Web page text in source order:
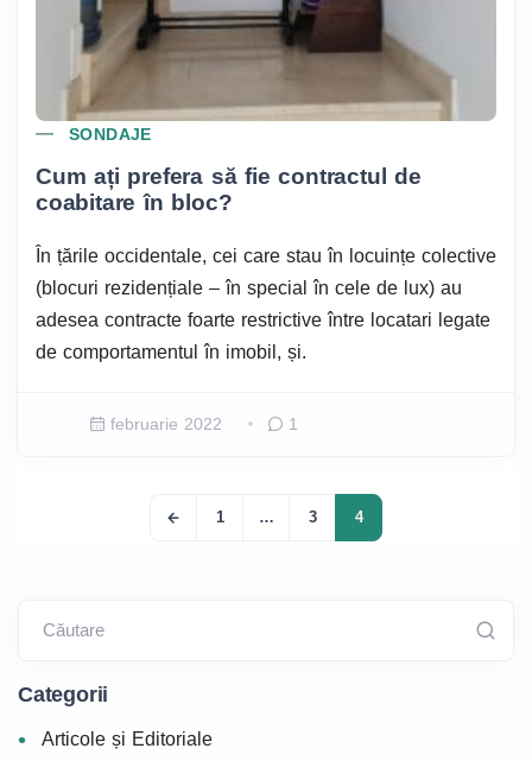
SONDAJE
Cum ați prefera să fie contractul de
coabitare în bloc?
În țările occidentale, cei care stau în locuințe colective
(blocuri rezidențiale – în special în cele de lux) au
adesea contracte foarte restrictive între locatari legate
de comportamentul în imobil, și.
februarie 2022 1
1 … 3 4
Căutare
Categorii
Articole și Editoriale